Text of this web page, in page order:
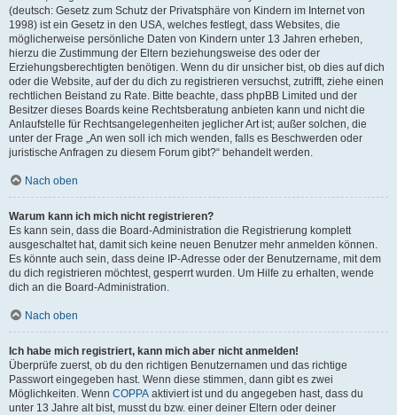
(deutsch: Gesetz zum Schutz der Privatsphäre von Kindern im Internet von
1998) ist ein Gesetz in den USA, welches festlegt, dass Websites, die
möglicherweise persönliche Daten von Kindern unter 13 Jahren erheben,
hierzu die Zustimmung der Eltern beziehungsweise des oder der
Erziehungsberechtigten benötigen. Wenn du dir unsicher bist, ob dies auf dich
oder die Website, auf der du dich zu registrieren versuchst, zutrifft, ziehe einen
rechtlichen Beistand zu Rate. Bitte beachte, dass phpBB Limited und der
Besitzer dieses Boards keine Rechtsberatung anbieten kann und nicht die
Anlaufstelle für Rechtsangelegenheiten jeglicher Art ist; außer solchen, die
unter der Frage „An wen soll ich mich wenden, falls es Beschwerden oder
juristische Anfragen zu diesem Forum gibt?“ behandelt werden.
Nach oben
Warum kann ich mich nicht registrieren?
Es kann sein, dass die Board-Administration die Registrierung komplett
ausgeschaltet hat, damit sich keine neuen Benutzer mehr anmelden können.
Es könnte auch sein, dass deine IP-Adresse oder der Benutzername, mit dem
du dich registrieren möchtest, gesperrt wurden. Um Hilfe zu erhalten, wende
dich an die Board-Administration.
Nach oben
Ich habe mich registriert, kann mich aber nicht anmelden!
Überprüfe zuerst, ob du den richtigen Benutzernamen und das richtige
Passwort eingegeben hast. Wenn diese stimmen, dann gibt es zwei
Möglichkeiten. Wenn COPPA aktiviert ist und du angegeben hast, dass du
unter 13 Jahre alt bist, musst du bzw. einer deiner Eltern oder deiner